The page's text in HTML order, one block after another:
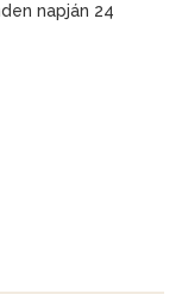
napján 24